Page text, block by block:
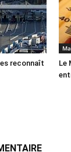
reconnaît
Le